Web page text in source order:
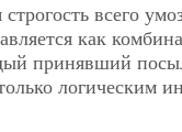
всего
как
принявший
логическим